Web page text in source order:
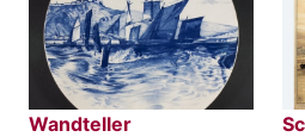
Wandteller